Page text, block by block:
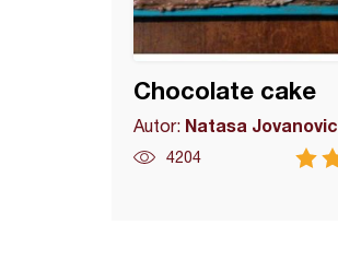
Chocolate cake
Autor: Natasa Jovanovic
4204